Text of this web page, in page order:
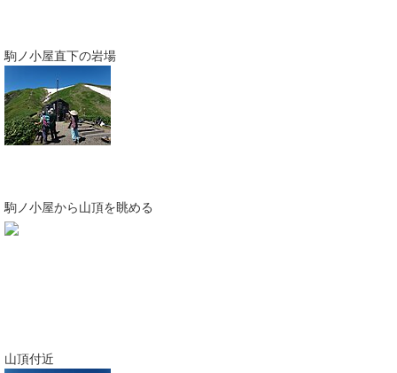
駒ノ小屋直下の岩場
駒ノ小屋から山頂を眺める
山頂付近